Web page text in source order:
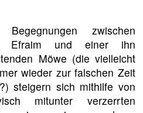
zwischen
Efraim und einer ihn
Möwe (die vielleicht
wieder zur falschen Zeit
steigern sich mithilfe von
mitunter verzerrten